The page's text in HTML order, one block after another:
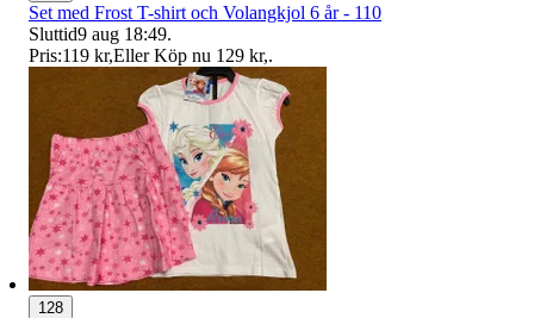
Set med Frost T-shirt och Volangkjol 6 år - 110
Sluttid9 aug 18:49.
Pris:119 kr,Eller Köp nu 129 kr,.
128